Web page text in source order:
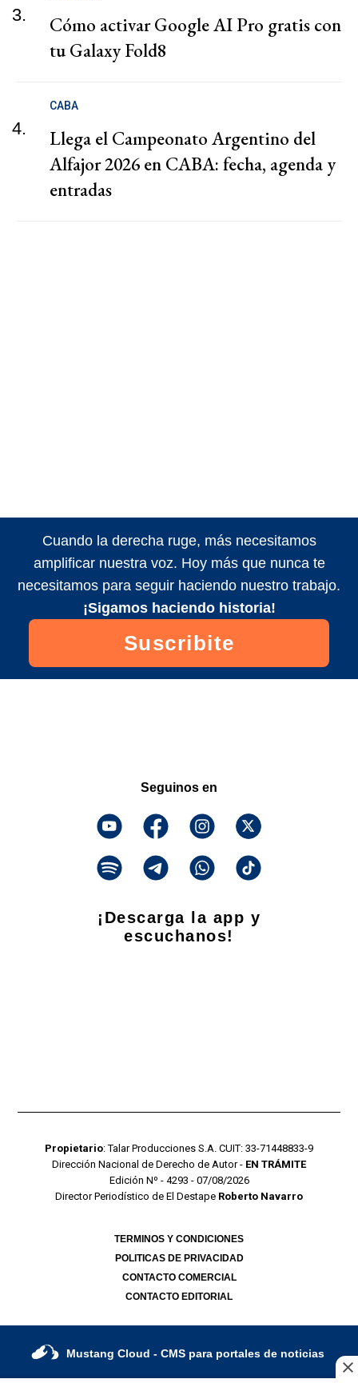
3.
Cómo activar Google AI Pro gratis con
tu Galaxy Fold8
4.
CABA
Llega el Campeonato Argentino del
Alfajor 2026 en CABA: fecha, agenda y
entradas
Cuando la derecha ruge, más necesitamos
amplificar nuestra voz. Hoy más que nunca te
necesitamos para seguir haciendo nuestro trabajo.
¡Sigamos haciendo historia!
Suscribite
Seguinos en
¡Descarga la app y
escuchanos!
Propietario: Talar Producciones S.A. CUIT: 33-71448833-9
Dirección Nacional de Derecho de Autor - EN TRÁMITE
Edición Nº - 4293 - 07/08/2026
Director Periodístico de El Destape Roberto Navarro
TERMINOS Y CONDICIONES
POLITICAS DE PRIVACIDAD
CONTACTO COMERCIAL
CONTACTO EDITORIAL
Mustang Cloud - CMS para portales de noticias